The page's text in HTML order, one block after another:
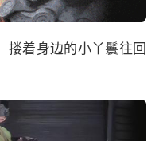
搂着身边的小丫鬟往回